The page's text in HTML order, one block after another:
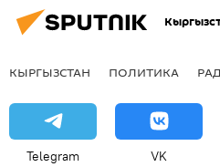
КЫРГЫЗСТАН ПОЛИТИКА
Telegram VK